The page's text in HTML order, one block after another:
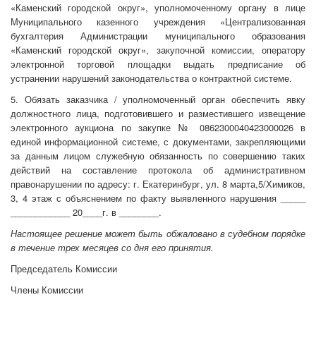
«Каменский городской округ», уполномоченному органу в лице
Муниципального казенного учреждения «Централизованная
бухгалтерия Администрации муниципального образования
«Каменский городской округ», закупочной комиссии, оператору
электронной торговой площадки выдать предписание об
устранении нарушений законодательства о контрактной системе.
5. Обязать заказчика / уполномоченный орган обеспечить явку
должностного лица, подготовившего и разместившего извещение
электронного аукциона по закупке № 0862300040423000026 в
единой информационной системе, с документами, закрепляющими
за данным лицом служебную обязанность по совершению таких
действий на составление протокола об административном
правонарушении по адресу: г. Екатеринбург, ул. 8 марта,5/Химиков,
3, 4 этаж с объяснением по факту выявленного нарушения _____
____________ 20____г. в ________.
Настоящее решение может быть обжаловано в судебном порядке
в течение трех месяцев со дня его принятия.
Председатель Комиссии
Члены Комиссии